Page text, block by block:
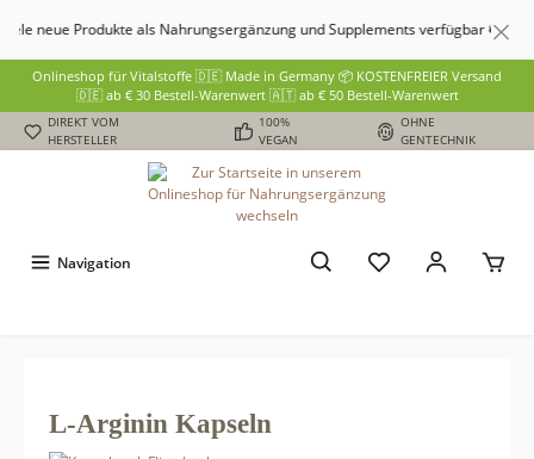
als Nahrungsergänzung und Supplements verfügbar 🍃
Onlineshop für Vitalstoffe 🇩🇪 Made in Germany 📦 KOSTENFREIER Versand
🇩🇪 ab € 30 Bestell-Warenwert 🇦🇹 ab € 50 Bestell-Warenwert
DIREKT VOM
HERSTELLER
100%
VEGAN
OHNE
GENTECHNIK
Navigation
L-Arginin Kapseln